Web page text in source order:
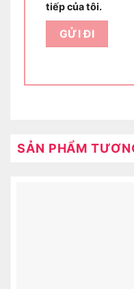
tiếp của tôi.
SẢN PHẨM